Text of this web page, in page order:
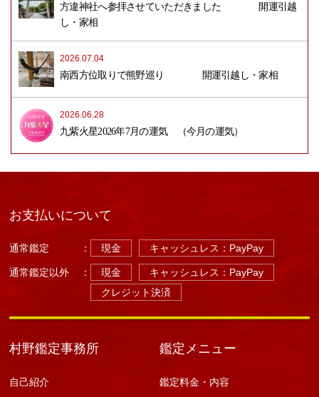
方違神社へ参拝させていただきました 開運引越
し・家相
2026.07.04
南西方位取りで熊野巡り 開運引越し・家相
2026.06.28
九紫火星2026年7月の運気 （今月の運気）
お支払いについて
通常鑑定 ： 現金 キャッシュレス：PayPay
通常鑑定以外 ： 現金
キャッシュレス：PayPay
クレジット決済
村野鑑定事務所
自己紹介
鑑定メニュー
鑑定料金・内容